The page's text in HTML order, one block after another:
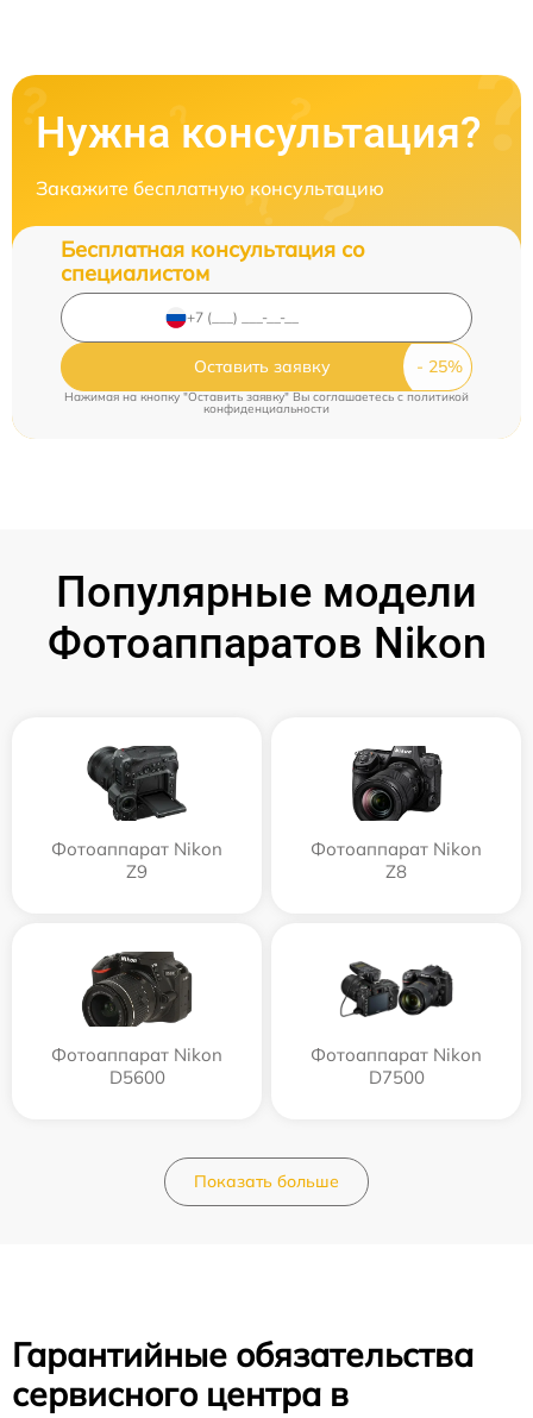
Нужна консультация?
Закажите бесплатную консультацию
Бесплатная консультация со
специалистом
Оставить заявку
Нажимая на кнопку "Оставить заявку" Вы соглашаетесь cполитикой
конфиденциальности
Популярные модели
Фотоаппаратов Nikon
Фотоаппарат Nikon
Z9
Фотоаппарат Nikon
Z8
Фотоаппарат Nikon
D5600
Фотоаппарат Nikon
D7500
Показать больше
Гарантийные обязательства
сервисного центра в